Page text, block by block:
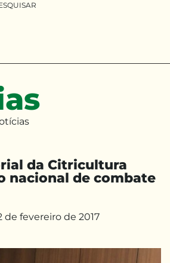
de fevereiro de 2017
da Citricultura
nacional de combate